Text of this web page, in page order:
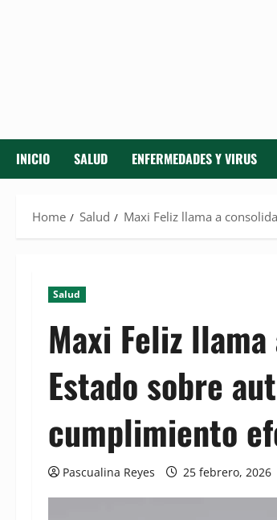
INICIO SALUD ENFERMEDADES Y VIRUS
Home Salud Maxi Feliz llama a
Salud
Maxi Feliz
Estado sobre
cumplimiento
Pascualina Reyes 25 febrero, 2026